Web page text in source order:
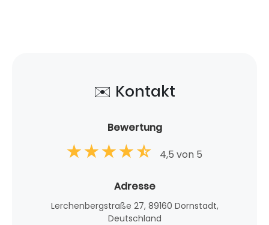
✉️ Kontakt
Bewertung
4,5 von 5
Adresse
Lerchenbergstraße 27, 89160 Dornstadt,
Deutschland